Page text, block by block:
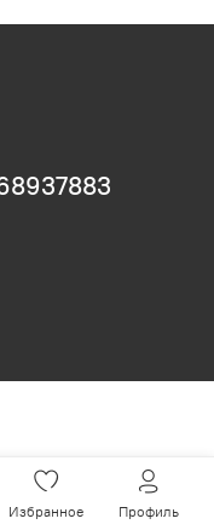
Избранное Профиль